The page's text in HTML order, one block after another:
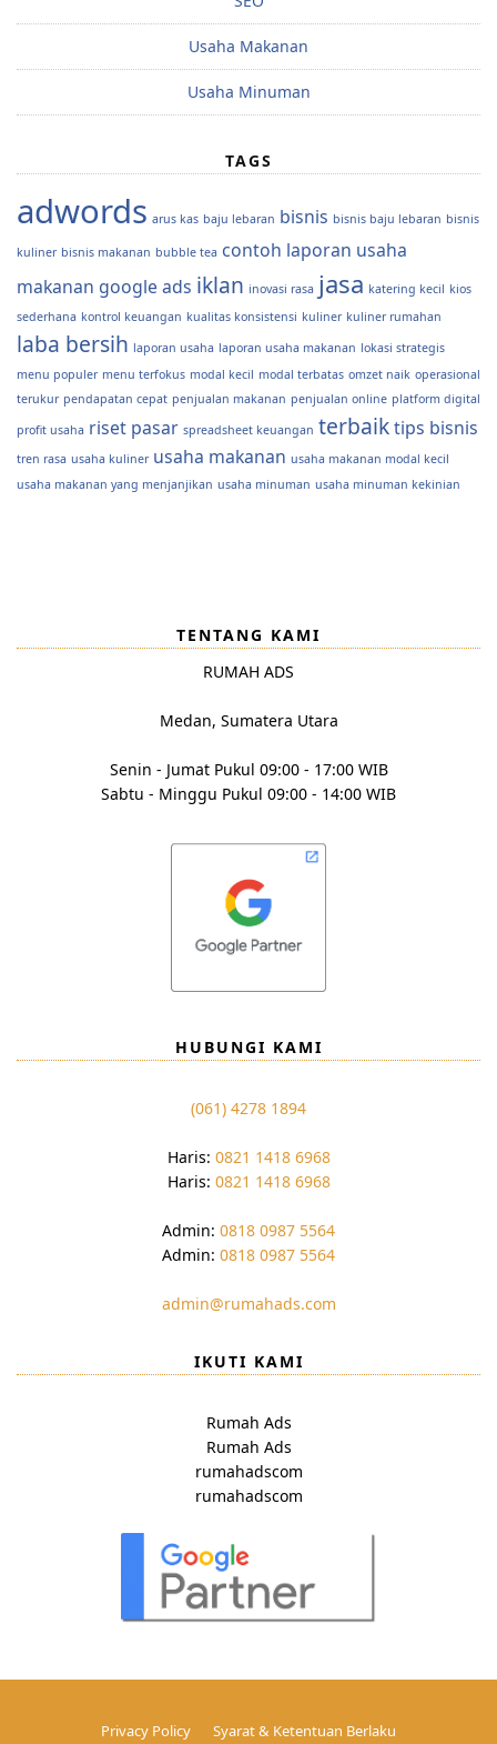
Usaha Makanan
Usaha Minuman
TAGS
adwords arus kas baju lebaran bisnis bisnis baju lebaran bisnis
kuliner bisnis makanan bubble tea contoh laporan usaha
makanan google ads iklan inovasi rasa jasa katering kecil kios
sederhana kontrol keuangan kualitas konsistensi kuliner kuliner rumahan
laba bersih laporan usaha laporan usaha makanan lokasi strategis
menu populer menu terfokus modal kecil modal terbatas omzet naik operasional
terukur pendapatan cepat penjualan makanan penjualan online platform digital
profit usaha riset pasar spreadsheet keuangan terbaiktips bisnis
tren rasa usaha kuliner usaha makanan usaha makanan modal kecil
usaha makanan yang menjanjikan usaha minuman usaha minuman kekinian
TENTANG KAMI
RUMAH ADS
Medan, Sumatera Utara
Senin - Jumat Pukul 09:00 - 17:00 WIB
Sabtu - Minggu Pukul 09:00 - 14:00 WIB
HUBUNGI KAMI
(061) 4278 1894
Haris: 0821 1418 6968
Haris: 0821 1418 6968
Admin: 0818 0987 5564
Admin: 0818 0987 5564
admin@rumahads.com
IKUTI KAMI
Rumah Ads
Rumah Ads
rumahadscom
rumahadscom
Privacy Policy Syarat & Ketentuan Berlaku